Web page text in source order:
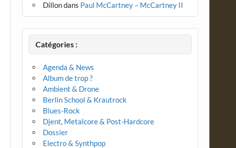
Dillondans Paul McCartney – McCartney II
Catégories :
Agenda & News
Album de trop ?
Ambient & Drone
Berlin School & Krautrock
Blues-Rock
Djent, Metalcore & Post-Hardcore
Dossier
Electro & Synthpop